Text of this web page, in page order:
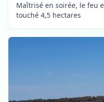
Maîtrisé en soirée, le feu
touché 4,5 hectares